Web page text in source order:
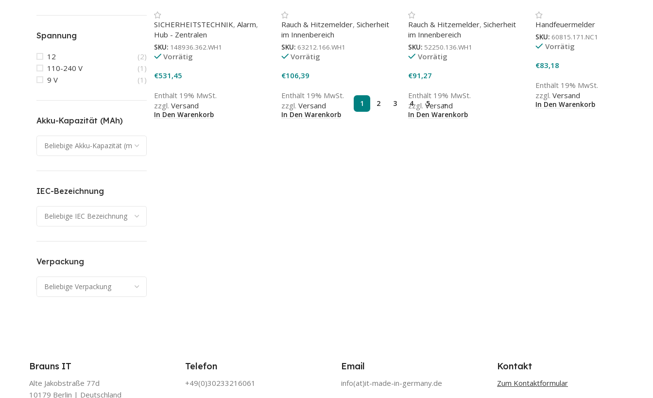
Spannung
12
(2)
110-240 V
(1)
9 V
(1)
Akku-Kapazität (mAh)
IEC-Bezeichnung
Verpackung
SICHERHEITSTECHNIK, Alarm,
Hub - Zentralen
SKU: 148936.362.WH1
Vorrätig
€531,45
Enthält 19% MwSt.
zzgl. Versand
In Den Warenkorb
Rauch & Hitzemelder, Sicherheit
im Innenbereich
SKU: 63212.166.WH1
Vorrätig
€106,39
Enthält 19% MwSt.
zzgl. Versand
In Den Warenkorb
Rauch & Hitzemelder, Sicherheit
im Innenbereich
SKU: 52250.136.WH1
Vorrätig
€91,27
Enthält 19% MwSt.
zzgl.Versand
In Den Warenkorb
nach EN 54-11
Handfeuermelder
SKU: 60815.171.NC1
Vorrätig
€83,18
Enthält 19% MwSt.
zzgl.Versand
In Den Warenkorb
1 2 3 4 5 →
Brauns IT
Alte Jakobstraße 77d
10179 Berlin | Deutschland
Telefon
+49(0)30233216061
Email
info(at)it-made-in-germany.de
Kontakt
Zum Kontaktformular